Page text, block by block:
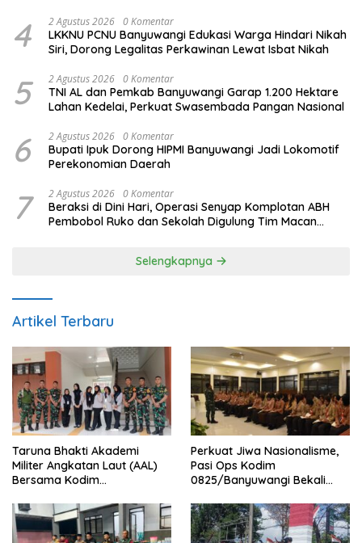
4 2 Agustus 2026 0 Komentar
LKKNU PCNU Banyuwangi Edukasi Warga Hindari Nikah
Siri, Dorong Legalitas Perkawinan Lewat Isbat Nikah
5 2 Agustus 2026 0 Komentar
TNI AL dan Pemkab Banyuwangi Garap 1.200 Hektare
Lahan Kedelai, Perkuat Swasembada Pangan Nasional
6 2 Agustus 2026 0 Komentar
Bupati Ipuk Dorong HIPMI Banyuwangi Jadi Lokomotif
Perekonomian Daerah
7 2 Agustus 2026 0 Komentar
Beraksi di Dini Hari, Operasi Senyap Komplotan ABH
Pembobol Ruko dan Sekolah Digulung Tim Macan
Selengkapnya
Artikel Terbaru
Taruna Bhakti Akademi
Militer Angkatan Laut (AAL)
Bersama Kodim
Generasi Disiplin dan Berjiwa
Nasionalis
Perkuat Jiwa Nasionalisme,
Pasi Ops Kodim
0825/Banyuwangi Bekali
dengan Wawasan
Kebangsaan